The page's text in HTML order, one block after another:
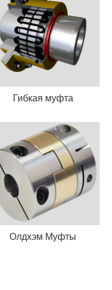
Гибкая муфта
Олдхэм Муфты